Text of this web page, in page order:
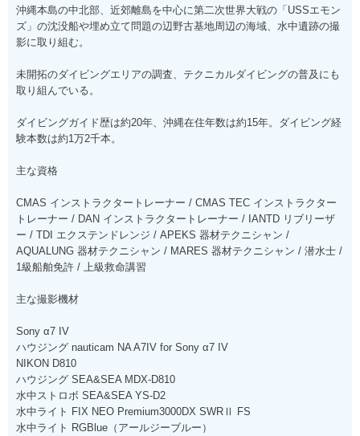
沖縄本島の中北部、近郊離島を中心に第二次世界大戦の「USSエモン
ズ」の沈没船や埋め立て問題の辺野古基地周辺の海域、水中遺跡の撮
影に取り組む。
未開拓のダイビングエリアの調査、テクニカルダイビングの普及にも
取り組んでいる。
ダイビングガイド歴は約20年、沖縄在住年数は約15年。ダイビング経
験本数は約1万2千本。
主な資格
CMAS インストラクタートレーナー / CMAS TEC インストラクター
トレーナー / DAN インストラクタートレーナー / IANTD リブリーザ
ー / TDI エクステンドレンジ / APEKS 器材テクニシャン /
AQUALUNG 器材テクニシャン / MARES 器材テクニシャン / 潜水士 /
1級船舶免許 / 上級救命講習
主な撮影機材
Sony α7 IV
ハウジング nauticam NA A7IV for Sony α7 IV
NIKON D810
ハウジング SEA&SEA MDX-D810
水中ストロボ SEA&SEA YS-D2
水中ライト FIX NEO Premium3000DX SWRⅡ FS
水中ライト RGBlue（アールジーブルー）